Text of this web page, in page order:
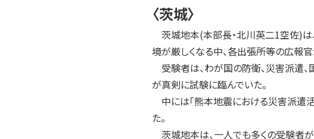
〈茨城〉
茨城地本(本部長・北川英二1空佐)は
境が厳しくなる中、各出張所等の広報
受験者は、わが国の防衛、災害派遣
が真剣に試験に臨んでいた。
中には「熊本地震における災害派遣
た。
茨城地本は、一人でも多くの受験者